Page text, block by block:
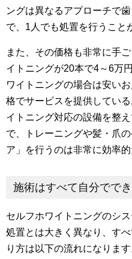
ングは異なるアプローチで
で、1人でも処置を行うこと
また、その価格も非常に手
イトニングが20本で4～6万
ワイトニングの場合は安い
格でサービスを提供してい
イトニング対応の設備を整
で、トレーニングや髪・爪
ア」を行うのは非常に効率的
施術はすべて自分でで
セルフホワイトニングのシ
処置とは大きく異なり、す
り方は以下の流れになります